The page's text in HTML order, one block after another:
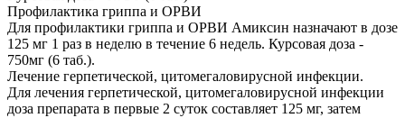
Профилактика гриппа и ОРВИ
Для профилактики гриппа и ОРВИ Амиксин назначают в дозе
125 мг 1 раз в неделю в течение 6 недель. Курсовая доза -
750мг (6 таб.).
Лечение герпетической, цитомегаловирусной инфекции.
Для лечения герпетической, цитомегаловирусной инфекции
доза препарата в первые 2 суток составляет 125 мг, затем